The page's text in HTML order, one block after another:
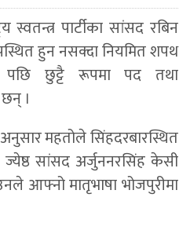
स्वतन्त्र पार्टीका सांसद रबिन
हुन नसक्दा नियमित शपथ
पछि छुट्टै रूपमा पद तथा
।
महतोले सिंहदरबारस्थित
ज्येष्ठ सांसद अर्जुननरसिंह केसी
आफ्नो मातृभाषा भोजपुरीमा